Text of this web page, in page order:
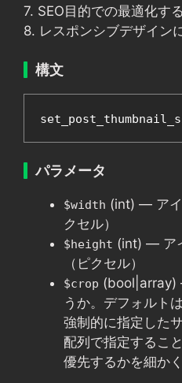
7. SEO目的での最適化す
8. レスポンシブデザイン
構文
パラメータ
$width (int) — アイ
クセル）
$height (int) — ア
（ピクセル）
$crop (bool|array)
うか。デフォルト
強制的に指定した
配列で指定するこ
優先するかを細か